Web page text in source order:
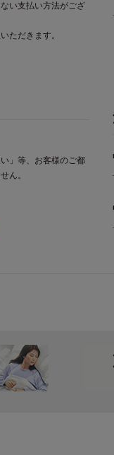
い支払い方法がござ
ただきます。
」等、お客様のご都
ん。